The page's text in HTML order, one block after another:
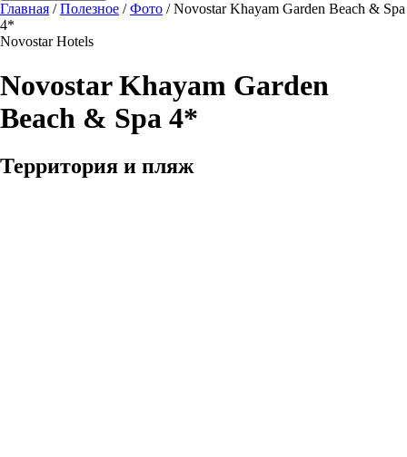
Главная /Полезное /Фото /Novostar Khayam Garden Beach & Spa
4*
Novostar Hotels
Novostar Khayam Garden
Beach & Spa 4*
Территория и пляж